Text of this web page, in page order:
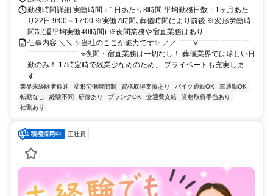
勤務時間詳細 実働時間：1日あたり8時間 平均勤務日数：1ヶ月あた
り22日 9:00～17:00 ※実働7時間､葬儀時間により前後 ※変形労働時
間制(週平均実働40時間) ※夜間業務や宿直業務はあり...
仕事内容 ＼＼ ✨当社のここが魅力です✨ ／／ ￣￣V￣￣￣￣￣￣￣
￣￣￣￣￣￣￣ ⭐夜間・宿直業務は一切なし！ 葬儀業界では珍しい日
勤のみ！ 17時定時で残業少なめのため、 プライベートも充実しま
す...
業界未経験者歓迎 変形労働時間制 資格取得支援あり バイク通勤OK
車通勤OK
転勤なし
経験不問 研修あり ブランクOK 交通費支給
資格取得手当あり
社割あり
正社員